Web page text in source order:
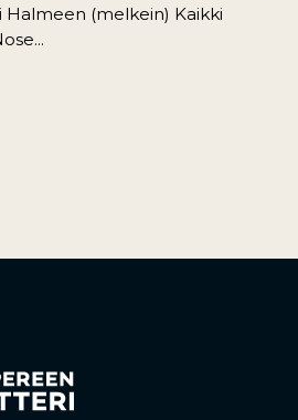
Halmeen (melkein) Kaikki